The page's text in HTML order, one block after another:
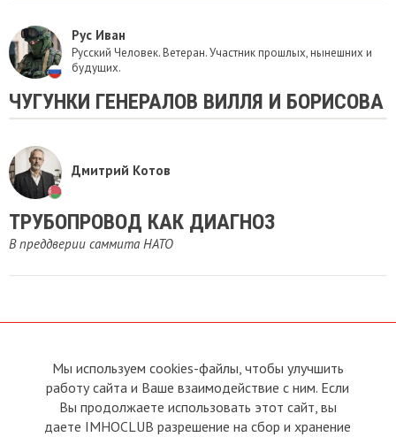
Рус Иван
Русский Человек. Ветеран. Участник прошлых, нынешних и
будущих.
ЧУГУНКИ ГЕНЕРАЛОВ ВИЛЛЯ И БОРИСОВА
Дмитрий Котов
ТРУБОПРОВОД КАК ДИАГНОЗ
В преддверии саммита НАТО
О сайте
Условия пользования
Прямая связь с
Председателем
Прямая связь c членами клуба
Реклама
Мы используем cookies-файлы, чтобы улучшить
работу сайта и Ваше взаимодействие с ним. Если
Вы продолжаете использовать этот сайт, вы
даете IMHOCLUB разрешение на сбор и хранение